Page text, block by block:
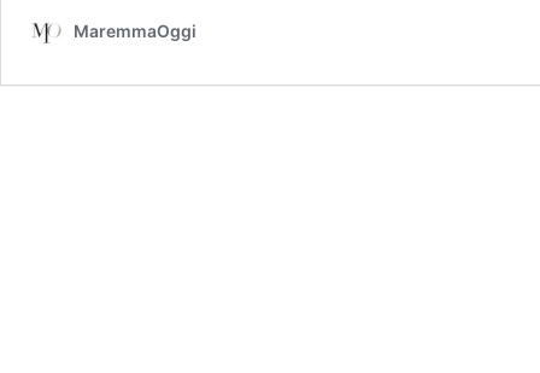
MaremmaOggi